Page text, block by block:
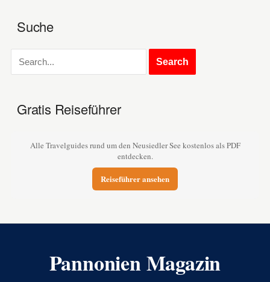
Suche
Gratis Reiseführer
Alle Travelguides rund um den Neusiedler See kostenlos als PDF
entdecken.
Reiseführer ansehen
Pannonien Magazin